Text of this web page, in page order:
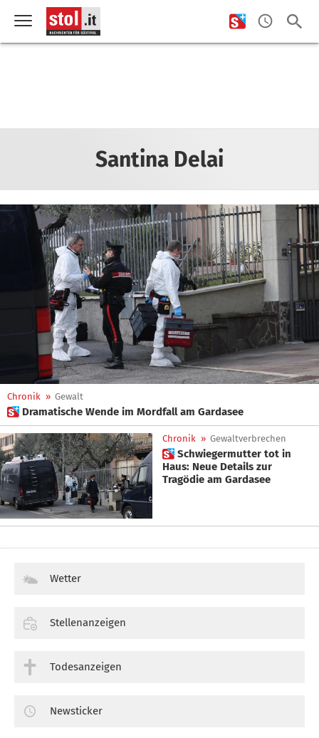
Santina Delai
Chronik » Gewalt
 Dramatische Wende im Mordfall am Gardasee
Chronik » Gewaltverbrechen
 Schwiegermutter tot in
Haus: Neue Details zur
Tragödie am Gardasee
Wetter
Stellenanzeigen
Todesanzeigen
Newsticker